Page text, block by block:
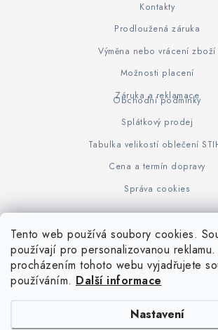
Tento web používá soubory cookies.
používají pro personalizovanou reklamu.
procházením tohoto webu vyjadřujete
používáním. Další informace
Nastavení
Kontakty
Prodloužená záruka
Výměna nebo vrácení zboží
Možnosti placení
Záruka a reklamace
Obchodní podmínky
Splátkový prodej
Tabulka velikostí oblečení
Cena a termín dopravy
Správa cookies
www.KOVOJUHASZ.cz Výrobce STIHL